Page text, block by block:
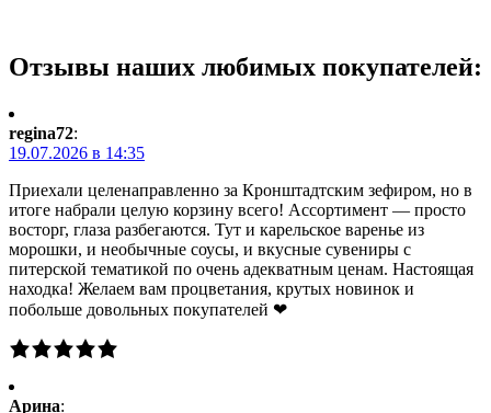
Отзывы наших любимых покупателей:
regina72:
19.07.2026 в 14:35
Приехали целенаправленно за Кронштадтским зефиром, но в
итоге набрали целую корзину всего! Ассортимент — просто
восторг, глаза разбегаются. Тут и карельское варенье из
морошки, и необычные соусы, и вкусные сувениры с
питерской тематикой по очень адекватным ценам. Настоящая
находка! Желаем вам процветания, крутых новинок и
побольше довольных покупателей ❤
Арина: